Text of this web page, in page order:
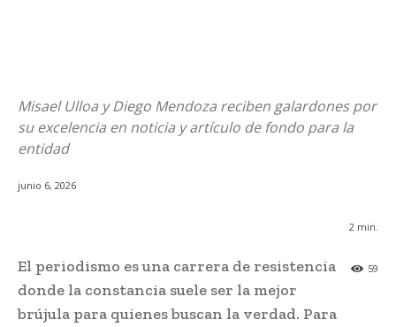
Misael Ulloa y Diego Mendoza reciben galardones por
su excelencia en noticia y artículo de fondo para la
entidad
junio 6, 2026
2 min.
59
El periodismo es una carrera de resistencia
donde la constancia suele ser la mejor
brújula para quienes buscan la verdad. Para